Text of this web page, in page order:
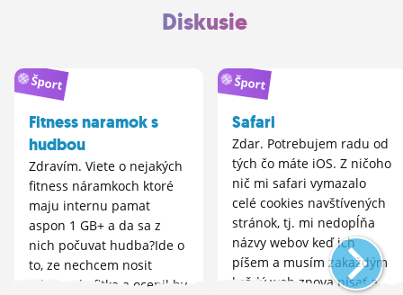
Diskusie
Šport
Fitness naramok s
hudbou
Zdravím. Viete o nejakých
fitness náramkoch ktoré
maju internu pamat
aspon 1 GB+ a da sa z
nich počuvat hudba?Ide o
to, ze nechcem nosit
telefon do fitka a ocenil by
Šport
Safari
Zdar. Potrebujem radu od
tých čo máte iOS. Z ničoho
nič mi safari vymazalo
celé cookies navštívených
stránok, tj. mi nedopĺňa
názvy webov keď ich
píšem a musím zakaždým
každý web znova písať a